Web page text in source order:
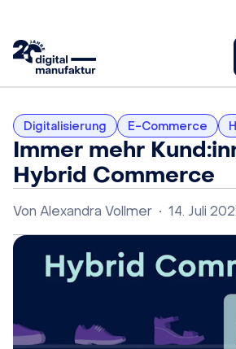
Digitalisierung E-Commerce
Immer mehr
Hybrid Commerce
Von Alexandra Vollmer • 14. Juli